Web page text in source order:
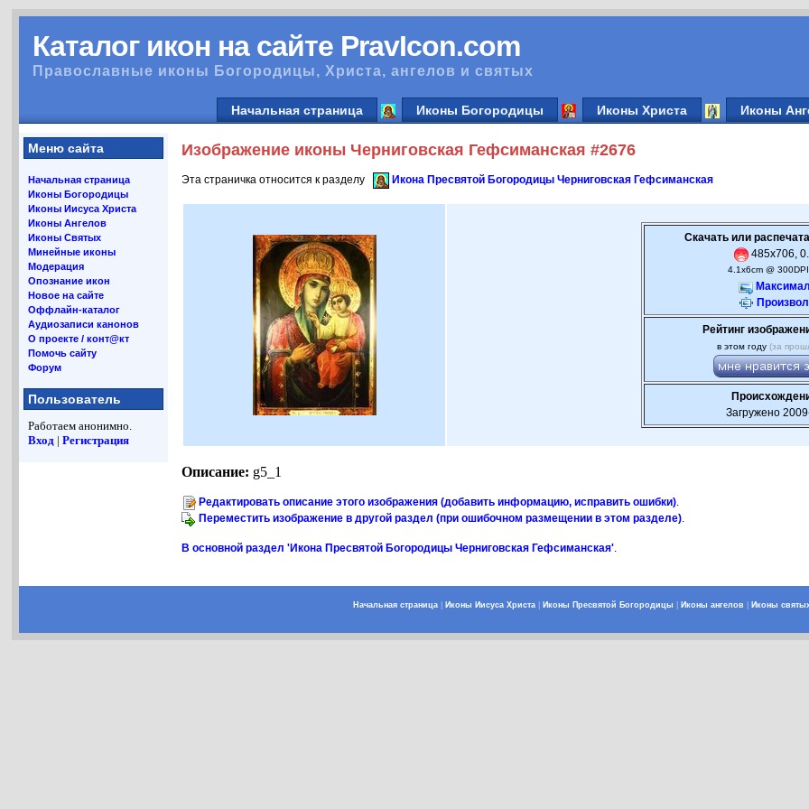
Каталог икон на сайте PravIcon.com
Православные иконы Богородицы, Христа, ангелов и святых
Начальная страница Иконы Богородицы Иконы Христа Иконы
Меню сайта
Начальная страница
Иконы Богородицы
Иконы Иисуса Христа
Иконы Ангелов
Иконы Святых
Минейные иконы
Модерация
Опознание икон
Новое на сайте
Оффлайн-каталог
Аудиозаписи канонов
О проекте / конт@кт
Помочь сайту
Форум
Пользователь
Работаем анонимно.
Вход |Регистрация
Изображение иконы Черниговская Гефсиманская #2676
Эта страничка относится к разделу Икона Пресвятой Богородицы Черниговская Гефсиманская
Скачать или
485x706,
4.1x6cm @
Рейтинг
в этом году(за
Загружено
Описание: g5_1
Редактировать описание этого изображения (добавить информацию, исправить ошибки).
Переместить изображение в другой раздел (при ошибочном размещении в этом разделе).
В основной раздел 'Икона Пресвятой Богородицы Черниговская Гефсиманская'.
Начальная страница Иконы Иисуса Христа Иконы Пресвятой Богородицы Иконы ангелов Иконы